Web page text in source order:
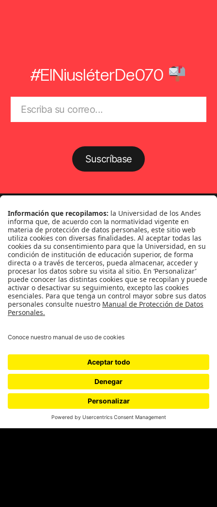
#ElNiusléterDe070
Suscríbase
Género
Política
Cultura
Medio ambiente
Medios y periodismo
¿Quiénes somos?
Ediciones especiales
Proyectos 070